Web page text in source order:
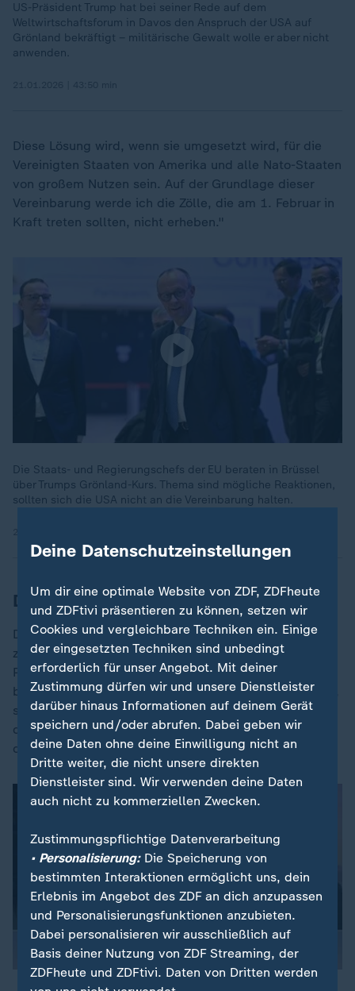
US-Präsident Trump hat bei seiner Rede auf dem
Weltwirtschaftsforum in Davos den Anspruch der USA auf
Grönland bekräftigt – militärische Gewalt wolle er aber nicht
anwenden.
Diese Lösung wird, wenn sie umgesetzt wird, für die
Vereinigten Staaten von Amerika und alle Nato-Staaten
von großem Nutzen sein. Auf der Grundlage dieser
Vereinbarung werde ich die Zölle, die am 1. Februar in
Kraft treten sollten, nicht erheben."
Die Staats- und Regierungschefs der EU beraten in Brüssel
über Trumps Grönland-Kurs. Thema sind mögliche Reaktionen,
sollten sich die USA nicht an die Vereinbarung halten.
Dänemark zeigt sich erleichtert
Dänemarks Außenminister Lars Løkke Rasmussen
zeigte sich erleichtert über die Ankündigung von US-
Präsident Donald Trump, den Handelsstreit zu
beenden. "Der Tag endet besser, als er begonnen hat",
sagt der Minister. Es sei positiv, wenn dies bedeute,
dass man zu normaleren Kommunikationskanälen als
der Online-Plattform Truth Social zurückkehren könne.
Deine Datenschutzeinstellungen
Um dir eine optimale Website von ZDF, ZDFheute
und ZDFtivi präsentieren zu können, setzen wir
Cookies und vergleichbare Techniken ein. Einige
der eingesetzten Techniken sind unbedingt
erforderlich für unser Angebot. Mit deiner
Zustimmung dürfen wir und unsere Dienstleister
darüber hinaus Informationen auf deinem Gerät
speichern und/oder abrufen. Dabei geben wir
deine Daten ohne deine Einwilligung nicht an
Dritte weiter, die nicht unsere direkten
Dienstleister sind. Wir verwenden deine Daten
auch nicht zu kommerziellen Zwecken.
Zustimmungspflichtige Datenverarbeitung
• Personalisierung:Die Speicherung von
bestimmten Interaktionen ermöglicht uns, dein
Erlebnis im Angebot des ZDF an dich anzupassen
und Personalisierungsfunktionen anzubieten.
Dabei personalisieren wir ausschließlich auf
Basis deiner Nutzung von ZDF Streaming, der
ZDFheute und ZDFtivi. Daten von Dritten werden